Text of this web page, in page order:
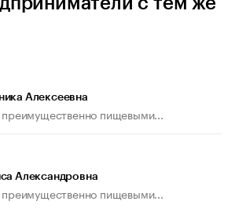
Алексеевна
преимущественно пищевыми...
Александровна
преимущественно пищевыми...